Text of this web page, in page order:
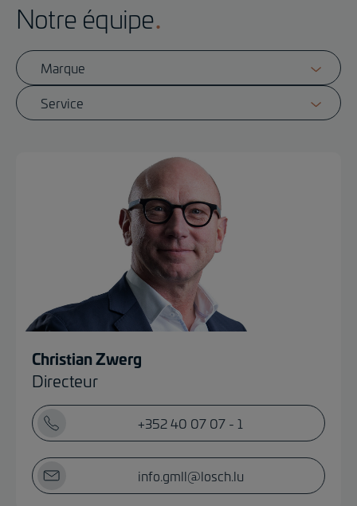
Notre équipe
Christian Zwerg
Directeur
+352 40 07 07 - 1
info.gmll@losch.lu